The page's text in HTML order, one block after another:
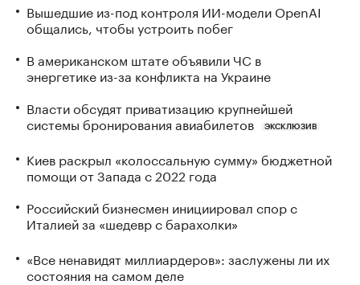
Вышедшие из-под контроля ИИ-модели OpenAI
общались, чтобы устроить побег
В американском штате объявили ЧС в
энергетике из-за конфликта на Украине
Власти обсудят приватизацию крупнейшей
системы бронирования авиабилетов
ЭКСКЛЮЗИВ
Киев раскрыл «колоссальную сумму» бюджетной
помощи от Запада с 2022 года
Российский бизнесмен инициировал спор с
Италией за «шедевр с барахолки»
«Все ненавидят миллиардеров»: заслужены ли их
состояния на самом деле